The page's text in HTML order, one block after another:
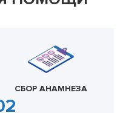
СБОР АНАМНЕЗА